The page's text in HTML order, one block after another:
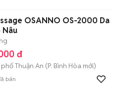
OSANNO OS-2000 Da
Nâu
đ
Thuận An (P. Bình Hòa mới)
bán